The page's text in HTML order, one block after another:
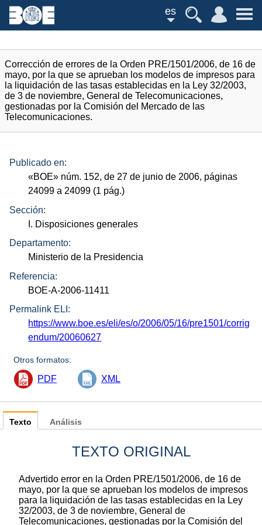
es
Corrección de errores de la Orden PRE/1501/2006, de 16 de
mayo, por la que se aprueban los modelos de impresos para
la liquidación de las tasas establecidas en la Ley 32/2003,
de 3 de noviembre, General de Telecomunicaciones,
gestionadas por la Comisión del Mercado de las
Telecomunicaciones.
Publicado en:
«BOE» núm. 152, de 27 de junio de 2006, páginas
24099 a 24099 (1 pág.)
Sección:
I. Disposiciones generales
Departamento:
Ministerio de la Presidencia
Referencia:
BOE-A-2006-11411
Permalink ELI:
https://www.boe.es/eli/es/o/2006/05/16/pre1501/corrig
endum/20060627
Otros formatos:
PDF XML
Texto
TEXTO ORIGINAL
Advertido error en la Orden PRE/1501/2006, de 16 de
mayo, por la que se aprueban los modelos de impresos
para la liquidación de las tasas establecidas en la Ley
32/2003, de 3 de noviembre, General de
Telecomunicaciones, gestionadas por la Comisión del
Análisis